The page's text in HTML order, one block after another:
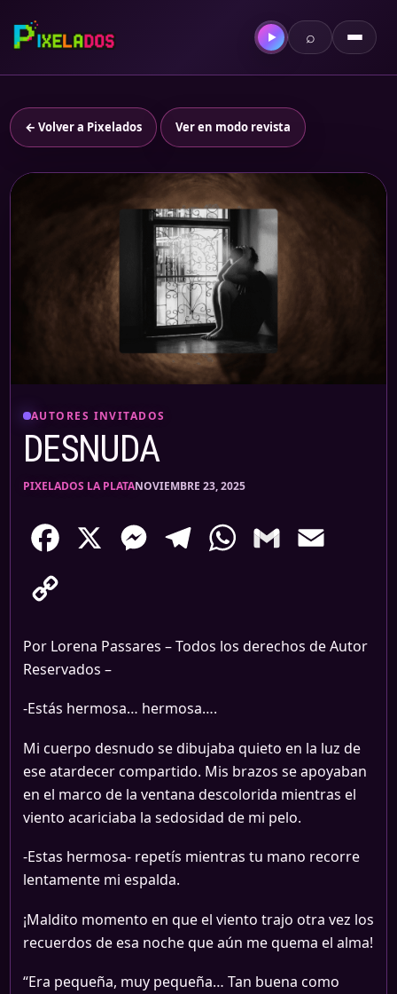
▶ ⌕
← Volver a Pixelados Ver en modo revista
AUTORES INVITADOS
DESNUDA
PIXELADOS LA PLATANOVIEMBRE 23, 2025
Facebook MessengerTelegramWhatsAppGmail
Por Lorena Passares – Todos los derechos de Autor
Reservados –
-Estás hermosa… hermosa….
Mi cuerpo desnudo se dibujaba quieto en la luz de
ese atardecer compartido. Mis brazos se apoyaban
en el marco de la ventana descolorida mientras el
viento acariciaba la sedosidad de mi pelo.
-Estas hermosa- repetís mientras tu mano recorre
lentamente mi espalda.
¡Maldito momento en que el viento trajo otra vez los
recuerdos de esa noche que aún me quema el alma!
“Era pequeña, muy pequeña… Tan buena como